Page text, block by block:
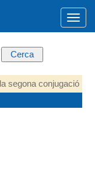
segona conjugació